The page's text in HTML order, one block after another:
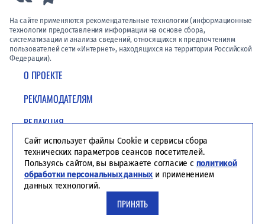
О ПРОЕКТЕ
РЕКЛАМОДАТЕЛЯМ
РЕДАКЦИЯ
ПОЛИТИКА КОНФИДЕНЦИАЛЬНОСТИ
На сайте применяются рекомендательные технологии (информационные
технологии предоставления информации на основе сбора,
систематизации и анализа сведений, относящихся к предпочтениям
пользователей сети «Интернет», находящихся на территории Российской
Федерации).
Сайт использует файлы Cookie и сервисы сбора
технических параметров сеансов посетителей.
Пользуясь сайтом, вы выражаете согласие с политикой
обработки персональных данных и применением
данных технологий.
ПРИНЯТЬ